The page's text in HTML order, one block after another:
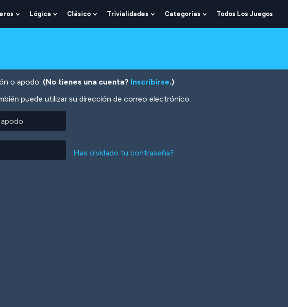
Show
Submenu
Lógica
Show
Submenu
Clásico
Show
Submenu
Trivialidades
Show
Submenu
Categorías
Show
Submenu
Todos Los Juegos
o apodo. (No tienes una cuenta? Inscribirse.)
puede utilizar su dirección de correo electrónico.
Has olvidado tu contraseña?